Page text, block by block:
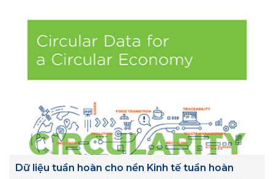
Dữ liệu tuần hoàn cho nền Kinh tế tuần hoàn